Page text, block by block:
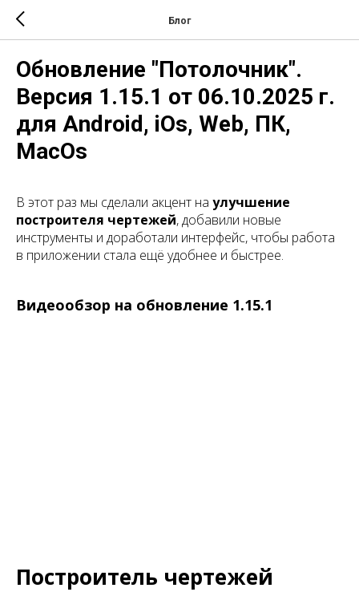
Блог
Обновление "Потолочник".
Версия 1.15.1 от 06.10.2025 г.
для Android, iOs, Web, ПК,
MacOs
В этот раз мы сделали акцент на улучшение
построителя чертежей, добавили новые
инструменты и доработали интерфейс, чтобы работа
в приложении стала ещё удобнее и быстрее.
Видеообзор на обновление 1.15.1
Построитель чертежей